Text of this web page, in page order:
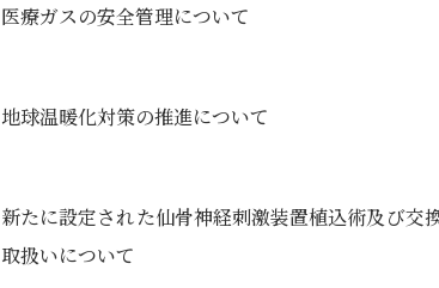
医療ガスの安全管理について
地球温暖化対策の推進について
新たに設定された仙骨神経刺激装置植込術及び交
取扱いについて